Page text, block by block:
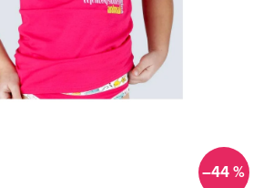
–44 %